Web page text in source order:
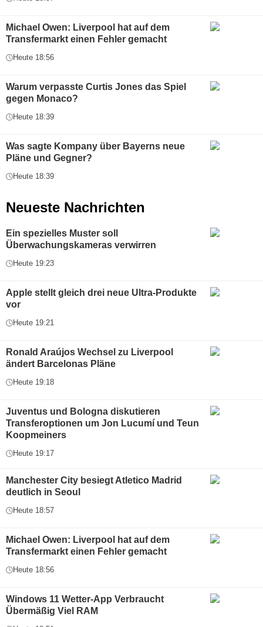
Michael Owen: Liverpool hat auf dem
Transfermarkt einen Fehler gemacht
Heute 18:56
Warum verpasste Curtis Jones das Spiel
gegen Monaco?
Heute 18:39
Was sagte Kompany über Bayerns neue
Pläne und Gegner?
Heute 18:39
Neueste Nachrichten
Ein spezielles Muster soll
Überwachungskameras verwirren
Heute 19:23
Apple stellt gleich drei neue Ultra-Produkte
vor
Heute 19:21
Ronald Araújos Wechsel zu Liverpool
ändert Barcelonas Pläne
Heute 19:18
Juventus und Bologna diskutieren
Transferoptionen um Jon Lucumí und Teun
Koopmeiners
Heute 19:17
Manchester City besiegt Atletico Madrid
deutlich in Seoul
Heute 18:57
Michael Owen: Liverpool hat auf dem
Transfermarkt einen Fehler gemacht
Heute 18:56
Windows 11 Wetter-App Verbraucht
Übermäßig Viel RAM